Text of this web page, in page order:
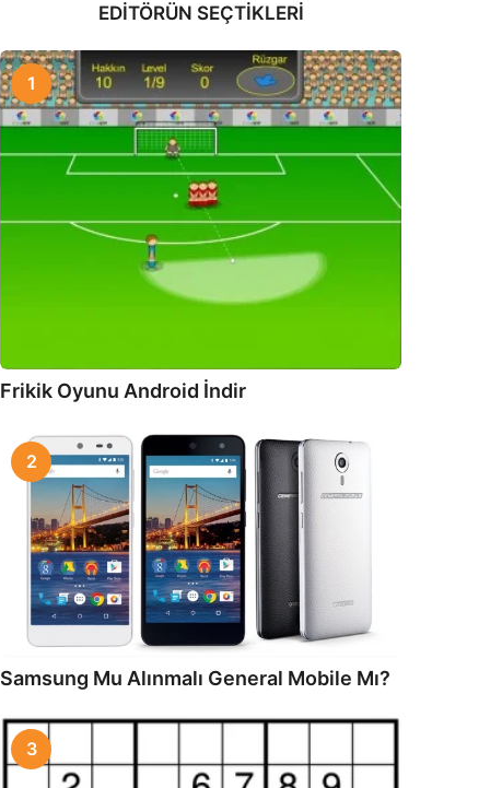
g
EDITÖRÜN SEÇTIKLERI
1
Frikik Oyunu Android İndir
2
Samsung Mu Alınmalı General Mobile Mı?
3